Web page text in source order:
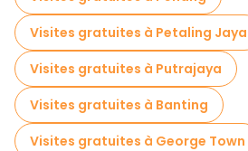
Visites gratuites à proximité
Visites gratuites à proximité
Visites gratuites à Petaling Jaya
Visites gratuites à Putrajaya
Visites gratuites à Banting
Visites gratuites à George Town